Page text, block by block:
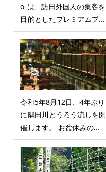
o-は、訪日外国人の集客を
目的としたプレミアムプ...
令和5年8月12日、4年ぶり
に隅田川とうろう流しを開
催します。 お盆休みの...